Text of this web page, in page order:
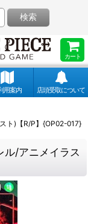
カート
検索
用案内 店頭受取について
ト)【R/P】{OP02-017}
ル/アニメイラス